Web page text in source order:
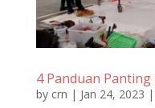
4 Panduan
by crn | Jan 24, 2023 |